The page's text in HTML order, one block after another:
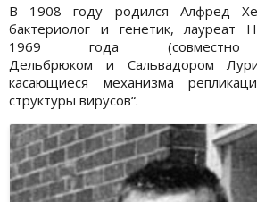
В 1908 году родился Алфред
бактериолог и генетик, лауреат
1969 года
Дельбрюком и Сальвадором
касающиеся механизма
структуры вирусов“.